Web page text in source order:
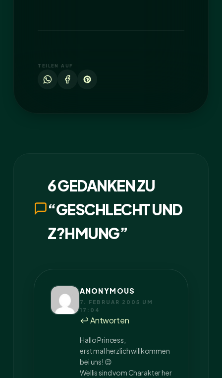
TEILEN AUF
6 GEDANKEN ZU
“GESCHLECHT UND
Z?HMUNG”
ANONYMOUS
7. FEBRUAR 2005 UM
17:04
↩ Antworten
Hallo Princess,
erst mal herzlich willkommen
bei uns! 😉
Wellis sind vom Charakter her